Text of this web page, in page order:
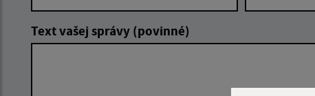
Text vašej správy (povinné)